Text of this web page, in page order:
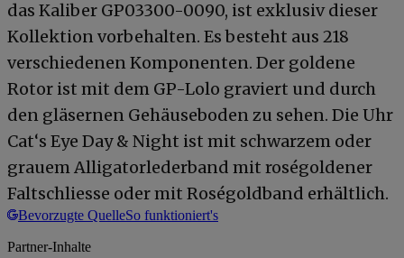
das Kaliber GP03300-0090, ist exklusiv dieser
Kollektion vorbehalten. Es besteht aus 218
verschiedenen Komponenten. Der goldene
Rotor ist mit dem GP-Lolo graviert und durch
den gläsernen Gehäuseboden zu sehen. Die Uhr
Cat‘s Eye Day & Night ist mit schwarzem oder
grauem Alligatorlederband mit roségoldener
Faltschliesse oder mit Roségoldband erhältlich.
Bevorzugte QuelleSo funktioniert's
Partner-Inhalte